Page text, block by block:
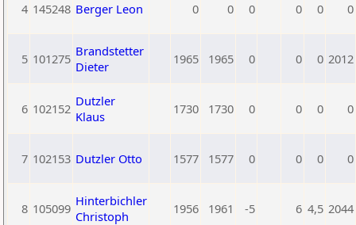
4 145248 Berger Leon 0 0 0 0 0 0
5 101275 Brandstetter
Dieter
1965 1965 0 0 0 2012
6 102152 Dutzler
Klaus
1730 1730 0 0 0 0
7 102153 Dutzler Otto 1577 1577 0 0 0 0
8 105099 Hinterbichler
Christoph
1956 1961 -5 6 4,5 2044